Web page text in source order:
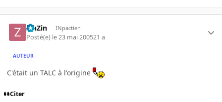
ZinZin INpactien
Posté(e) le 23 mai 200521 a
AUTEUR
C'était un TALC à l'origine
Citer